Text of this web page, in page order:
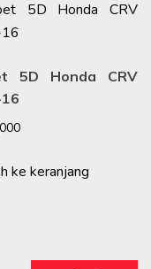
5D Honda CRV
ke keranjang